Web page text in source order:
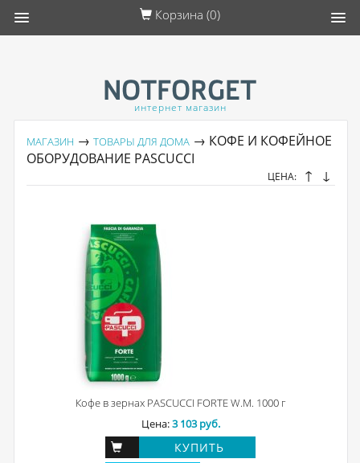
интернет магазин
МАГАЗИН → ТОВАРЫ ДЛЯ ДОМА → КОФЕ И КОФЕЙНОЕ
ОБОРУДОВАНИЕ PASCUCCI
ЦЕНА: ↑ ↓
Кофе в зернах PASCUCCI FORTE W.M. 1000 г
Цена:3 103 руб.
КУПИТЬ
Корзина (0)